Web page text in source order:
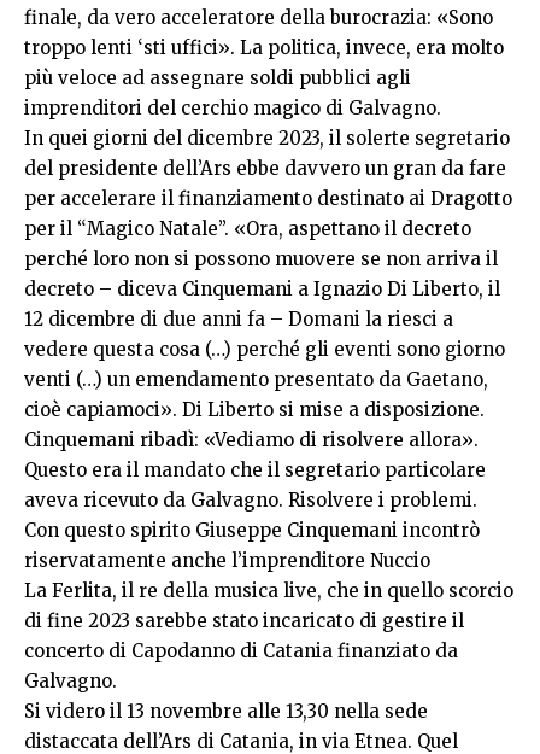
finale, da vero acceleratore della burocrazia: «Sono
troppo lenti ‘sti uffici». La politica, invece, era molto
più veloce ad assegnare soldi pubblici agli
imprenditori del cerchio magico di Galvagno.
In quei giorni del dicembre 2023, il solerte segretario
del presidente dell’Ars ebbe davvero un gran da fare
per accelerare il finanziamento destinato ai Dragotto
per il “Magico Natale”. «Ora, aspettano il decreto
perché loro non si possono muovere se non arriva il
decreto – diceva Cinquemani a Ignazio Di Liberto, il
12 dicembre di due anni fa – Domani la riesci a
vedere questa cosa (…) perché gli eventi sono giorno
venti (…) un emendamento presentato da Gaetano,
cioè capiamoci». Di Liberto si mise a disposizione.
Cinquemani ribadì: «Vediamo di risolvere allora».
Questo era il mandato che il segretario particolare
aveva ricevuto da Galvagno. Risolvere i problemi.
Con questo spirito Giuseppe Cinquemani incontrò
riservatamente anche l’imprenditore Nuccio
La Ferlita, il re della musica live, che in quello scorcio
di fine 2023 sarebbe stato incaricato di gestire il
concerto di Capodanno di Catania finanziato da
Galvagno.
Si videro il 13 novembre alle 13,30 nella sede
distaccata dell’Ars di Catania, in via Etnea. Quel